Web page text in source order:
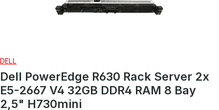
DELL
Dell PowerEdge R630 Rack Server 2x
E5-2667 V4 32GB DDR4 RAM 8 Bay
2,5" H730mini